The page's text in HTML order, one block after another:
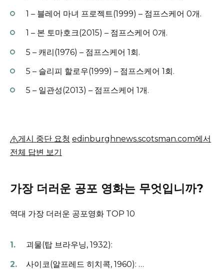
1 – 블레어 마녀 프로젝트(1999) – 점프스케어 0개.
1 – 본 토마호크(2015) – 점프스케어 0개.
5 – 캐리(1976) – 점프스케어 1회.
5 – 슬리피 할로우(1999) – 점프스케어 1회.
5 – 일관성(2013) – 점프스케어 1개.
게시 중단 요청 edinburghnews.scotsman.com에서
전체 답변 보기
가장 더러운 공포 영화는 무엇입니까?
역대 가장 더러운 공포영화 TOP 10
괴물(탑 브라우닝, 1932):
사이코(알프레드 히치콕, 1960): …